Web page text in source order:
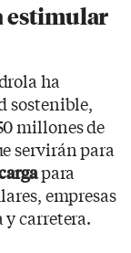
estimular
ha
sostenible,
millones de
servirán para
para
empresas
carretera.